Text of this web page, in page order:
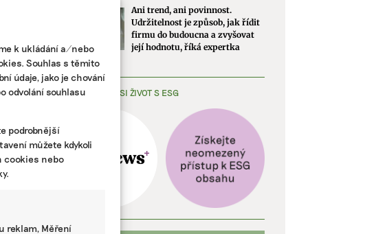
k ukládání a/nebo
Souhlas s těmito
údaje, jako je chování
odvolání souhlasu
podrobnější
můžete kdykoli
cookies nebo
reklam, Měření
Ani trend, ani povinnost.
Udržitelnost je způsob, jak řídit
firmu do budoucna a zvyšovat
její hodnotu, říká expertka
ZJEDNODUŠTE SI ŽIVOT S ESG